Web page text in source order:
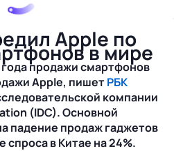
Apple по
в мире
продажи смартфонов
Apple, пишетРБК
компании
(IDC). Основной
падение продаж гаджетов
спроса в Китае на 24%.